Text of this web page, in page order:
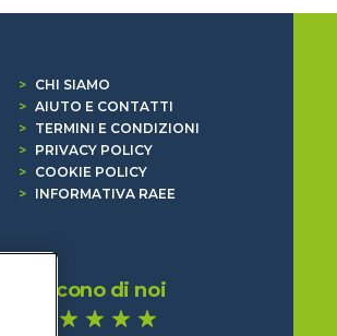
>
CHI SIAMO
> AIUTO E CONTATTI
>
TERMINI E CONDIZIONI
>
PRIVACY POLICY
>
COOKIE POLICY
>
INFORMATIVA RAEE
Dicono di noi